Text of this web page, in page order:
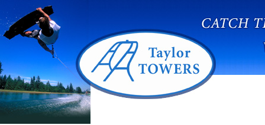
Download A Synopsis Of Renal Diseases 1981